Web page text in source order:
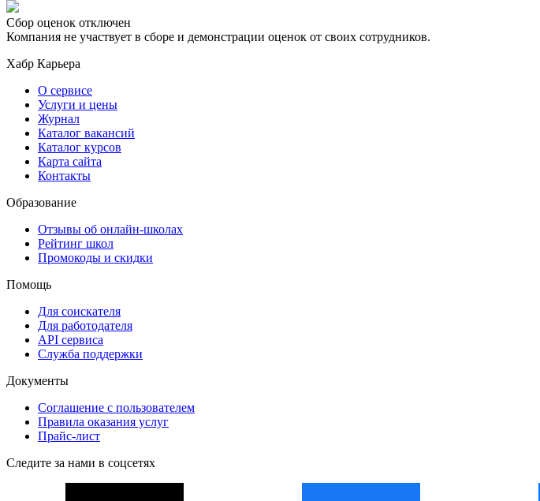
Сбор оценок отключен
Компания не участвует в сборе и демонстрации оценок от своих сотрудников.
Хабр Карьера
О сервисе
Услуги и цены
Журнал
Каталог вакансий
Каталог курсов
Карта сайта
Контакты
Образование
Отзывы об онлайн-школах
Рейтинг школ
Промокоды и скидки
Помощь
Для соискателя
Для работодателя
API сервиса
Служба поддержки
Документы
Соглашение с пользователем
Правила оказания услуг
Прайс-лист
Следите за нами в соцсетях